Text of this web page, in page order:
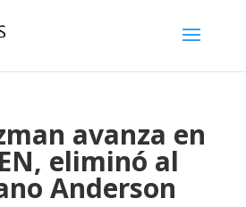
avanza en
eliminó al
Anderson